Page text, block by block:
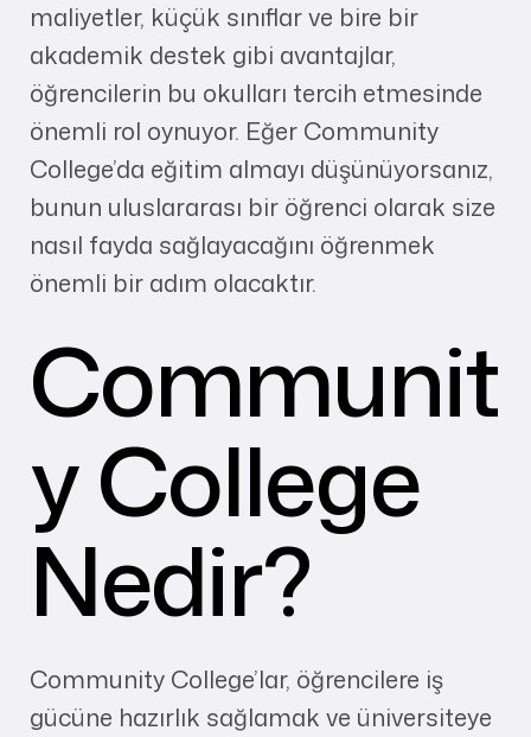
maliyetler, küçük sınıflar ve bire bir
akademik destek gibi avantajlar,
öğrencilerin bu okulları tercih etmesinde
önemli rol oynuyor. Eğer Community
College’da eğitim almayı düşünüyorsanız,
bunun uluslararası bir öğrenci olarak size
nasıl fayda sağlayacağını öğrenmek
önemli bir adım olacaktır.
Communit
y College
Nedir?
Community College’lar, öğrencilere iş
gücüne hazırlık sağlamak ve üniversiteye